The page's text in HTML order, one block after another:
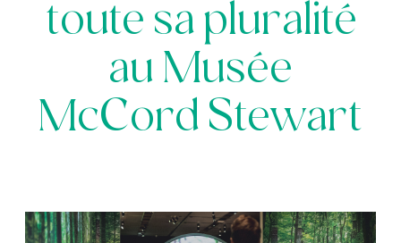
toute sa pluralité
au Musée
McCord Stewart